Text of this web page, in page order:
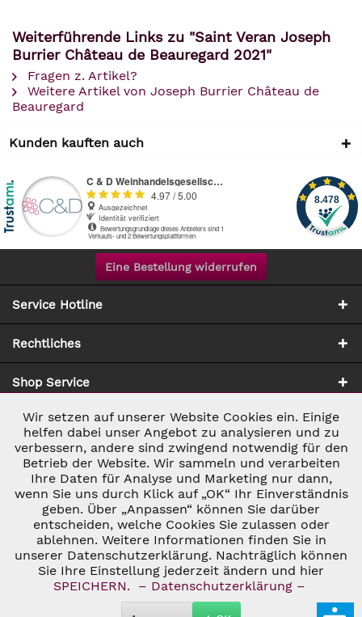
Weiterführende Links zu "Saint Veran Joseph
Burrier Château de Beauregard 2021"
Fragen z. Artikel?
Weitere Artikel von Joseph Burrier Château de
Beauregard
Kunden kauften auch
Eine Bestellung widerrufen
Service Hotline
Rechtliches
Shop Service
Zahlung & Versand
* ALLE PREISE INKL. GESETZL. UMSATZSTEUER ZZGL.
VERSANDKOSTEN UND GGF. NACHNAHMEGEBÜHREN, WENN NICHT
ANDERS BESCHRIEBEN
© 2026 C&D WEINHANDEL - ALL RIGHTS RESERVED. THEME BY
THEMEWARE®
Notwendig Aktiv
Marketing Inaktiv
Tracking Inaktiv
Personalisierung Inaktiv
Wir setzen auf unserer Website Cookies ein. Einige
helfen dabei unser Angebot zu analysieren und zu
verbessern, andere sind zwingend notwendig für den
Betrieb der Website. Wir sammeln und verarbeiten
Ihre Daten für Analyse und Marketing nur dann,
wenn Sie uns durch Klick auf „OK“ Ihr Einverständnis
geben. Über „Anpassen“ können Sie darüber
entscheiden, welche Cookies Sie zulassen oder
ablehnen. Weitere Informationen finden Sie in
unserer Datenschutzerklärung. Nachträglich können
Sie Ihre Einstellung jederzeit ändern und hier
SPEICHERN.
– Datenschutzerklärung –